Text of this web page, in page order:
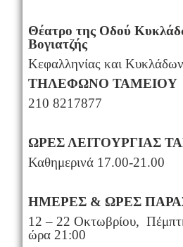
Θέατρο της Οδού
Βογιατζής
Κεφαλληνίας και
ΤΗΛΕΦΩΝΟ ΤΑΜΕΙΟΥ
210 8217877
ΩΡΕΣ ΛΕΙΤΟΥΡΓΙΑΣ
Καθημερινά 17.00-21.00
ΗΜΕΡΕΣ & ΩΡΕΣ
12 – 22 Οκτωβρίου,
ώρα 21:00